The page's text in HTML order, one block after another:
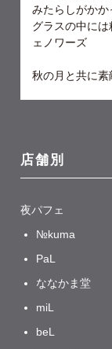
みたらしがかか
グラスの中に
ェノワーズ
秋の月と共に素
店舗別
夜パフェ
№kuma
PaL
ななかま堂
miL
beL